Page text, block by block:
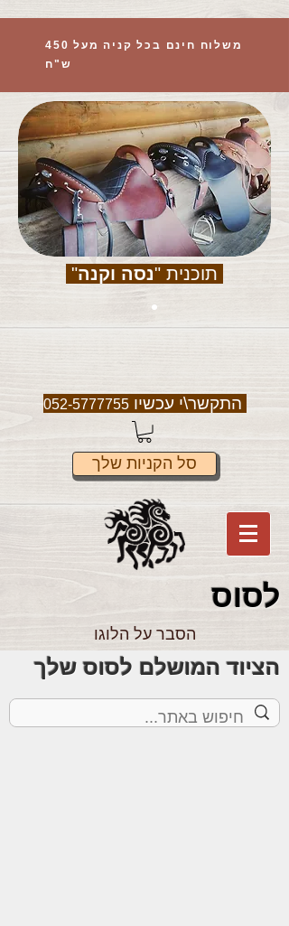
משלוח חינם בכל קניה מעל 450
ש"ח
תוכנית "נסה וקנה"
התקשר\י עכשיו052-5777755
סל הקניות שלך
לסוס
הסבר על הלוגו
הציוד המושלם לסוס שלך